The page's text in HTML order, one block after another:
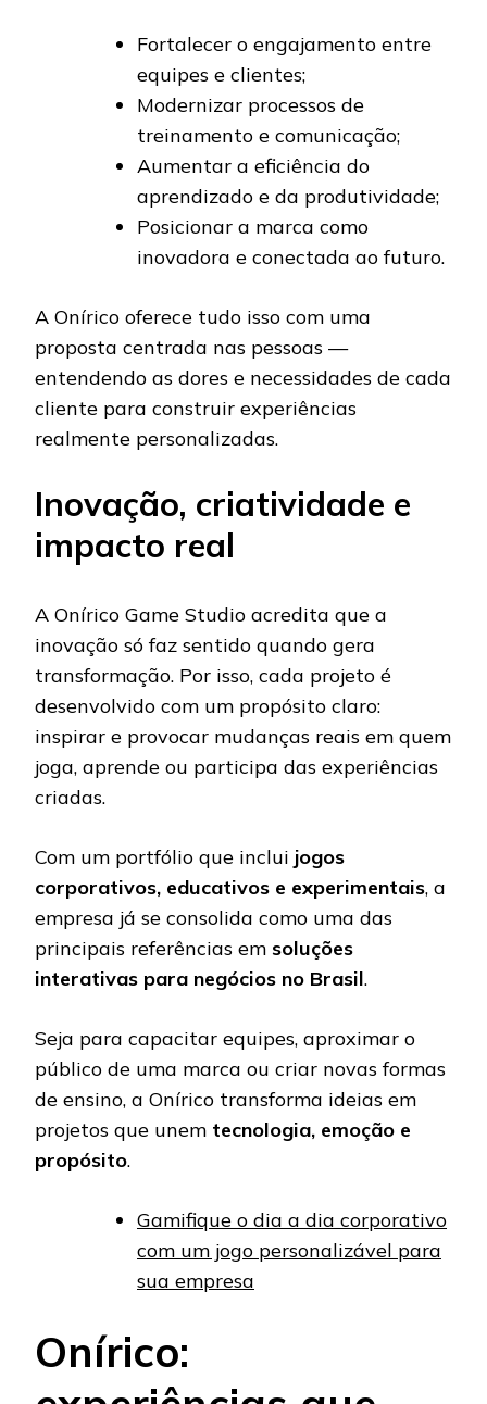
Fortalecer o engajamento entre
equipes e clientes;
Modernizar processos de
treinamento e comunicação;
Aumentar a eficiência do
aprendizado e da produtividade;
Posicionar a marca como
inovadora e conectada ao futuro.
A Onírico oferece tudo isso com uma
proposta centrada nas pessoas —
entendendo as dores e necessidades de cada
cliente para construir experiências
realmente personalizadas.
Inovação, criatividade e
impacto real
A Onírico Game Studio acredita que a
inovação só faz sentido quando gera
transformação. Por isso, cada projeto é
desenvolvido com um propósito claro:
inspirar e provocar mudanças reais em quem
joga, aprende ou participa das experiências
criadas.
Com um portfólio que inclui jogos
corporativos, educativos e experimentais, a
empresa já se consolida como uma das
principais referências em soluções
interativas para negócios no Brasil.
Seja para capacitar equipes, aproximar o
público de uma marca ou criar novas formas
de ensino, a Onírico transforma ideias em
projetos que unem tecnologia, emoção e
propósito.
Gamifique o dia a dia corporativo
com um jogo personalizável para
sua empresa
Onírico: